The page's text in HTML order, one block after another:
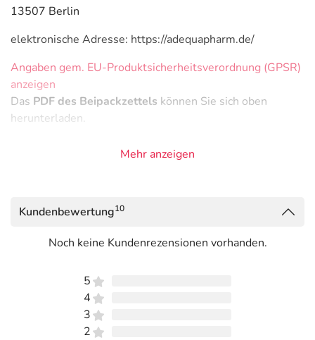
13507 Berlin
elektronische Adresse: https://adequapharm.de/
Angaben gem. EU-Produktsicherheitsverordnung (GPSR)
anzeigen
Das PDF des Beipackzettels können Sie sich oben
herunterladen.
Mehr anzeigen
Kundenbewertung10
Noch keine Kundenrezensionen vorhanden.
5
4
3
2